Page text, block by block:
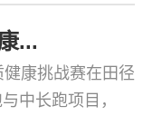
...
康挑战赛在田径
中长跑项目，